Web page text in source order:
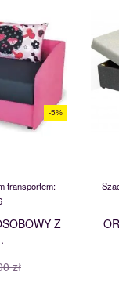
-5%
transportem:
Z
zł